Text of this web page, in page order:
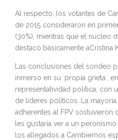
Al respecto, los votantes de
de 2015 consideraron en
(30%), mientras que el núcleo
destacó básicamente aCristina
Las conclusiones del sondeo
inmerso en su `propia grieta`,
representatividad política, con
de líderes políticos. La
adherentes al FPV sostuvieron
les gustaría ver a un
los allegados a Cambiemos